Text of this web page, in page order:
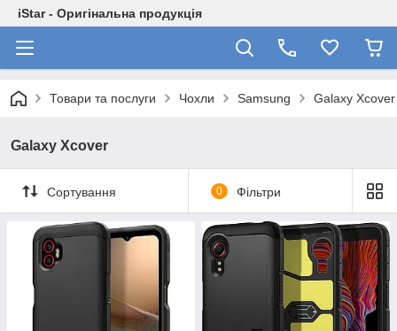
iStar - Оригінальна продукція
Товари та послуги Чохли Samsung Galaxy Xcover
Galaxy Xcover
Сортування 0 Фільтри